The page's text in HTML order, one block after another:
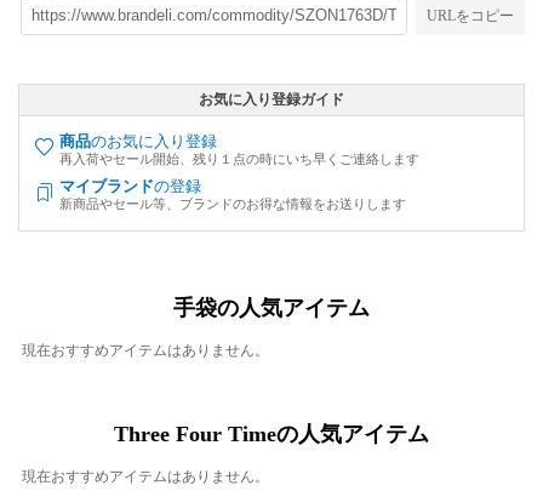
URLをコピー
お気に入り登録ガイド
商品のお気に入り登録
再入荷やセール開始、残り１点の時にいち早くご連絡します
マイブランドの登録
新商品やセール等、ブランドのお得な情報をお送りします
手袋の人気アイテム
現在おすすめアイテムはありません。
Three Four Timeの人気アイテム
現在おすすめアイテムはありません。